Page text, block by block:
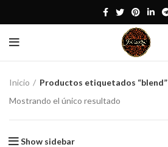
Inicio
Productos etiquetados “blend”
Mostrando el único resultado
Show sidebar